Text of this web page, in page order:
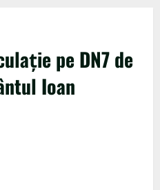
pe DN7 de
Ioan